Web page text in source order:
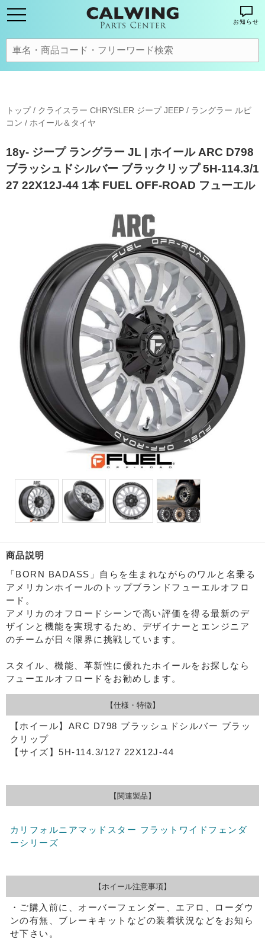
お知らせ
トップ/ クライスラー CHRYSLER ジープ JEEP / ラングラー ルビ
コン / ホイール＆タイヤ
18y- ジープ ラングラー JL | ホイール ARC D798
ブラッシュドシルバー ブラックリップ 5H-114.3/1
27 22X12J-44 1本 FUEL OFF-ROAD フューエル
商品説明
「BORN BADASS」自らを生まれながらのワルと名乗る
アメリカンホイールのトップブランドフューエルオフロ
ード。
アメリカのオフロードシーンで高い評価を得る最新のデ
ザインと機能を実現するため、デザイナーとエンジニア
のチームが日々限界に挑戦しています。
スタイル、機能、革新性に優れたホイールをお探しなら
フューエルオフロードをお勧めします。
【仕様・特徴】
【ホイール】ARC D798 ブラッシュドシルバー ブラッ
クリップ
【サイズ】5H-114.3/127 22X12J-44
【関連製品】
カリフォルニアマッドスター フラットワイドフェンダ
ーシリーズ
【ホイール注意事項】
・ご購入前に、オーバーフェンダー、エアロ、ローダウ
ンの有無、ブレーキキットなどの装着状況などをお知ら
せ下さい。